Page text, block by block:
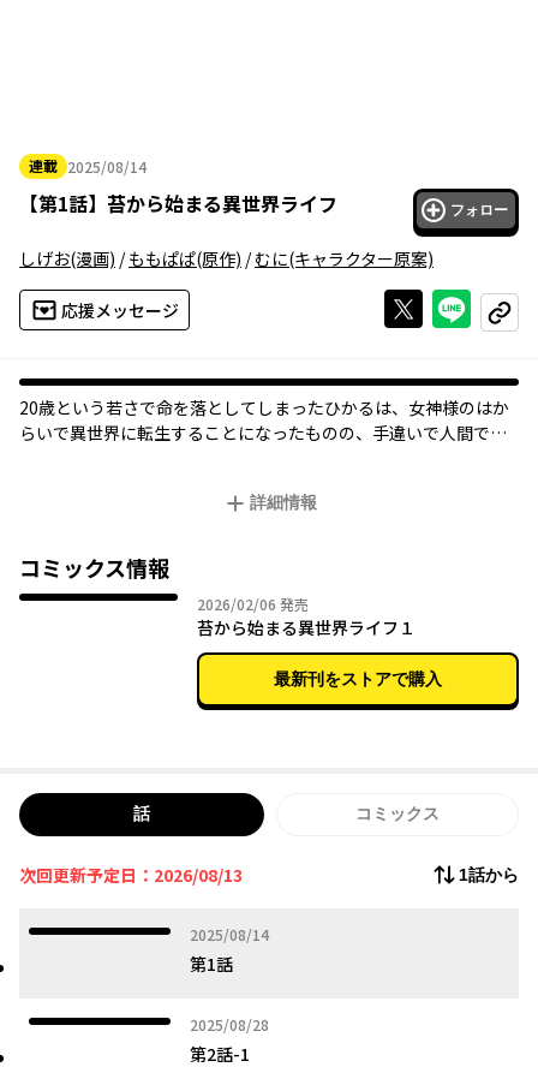
連載 2025/08/14
2025年08月14日
【第1話】 苔から始まる異世界ライフ フォロー
しげお(漫画) /ももぱぱ(原作) /むに(キャラクター原案)
応援メッセージ Xで投稿する
ライン
コピー
20歳という若さで命を落としてしまったひかるは、女神様のはか
らいで異世界に転生することになったものの、手違いで人間では
正真正銘の最弱種族、最弱ステータスの苔で異世界生活を始める
を活用してなんとか生き延びようと思考を巡らせる。そして、選
んだスキルと覚えたての魔法で近くにやってくる小動物を倒しな
がらレベル上げをしていると、苔から別の種族へ進化できること
詳細情報
コミックス情報
2026/02/06 2026年02月06日
発売
苔から始まる異世界ライフ１
最新刊をストアで購入
話 コミックス
次回更新予定日：2026/08/13 1話から
2025/08/14
2025年08月14日
第1話
2025/08/28
2025年08月28日
第2話-1